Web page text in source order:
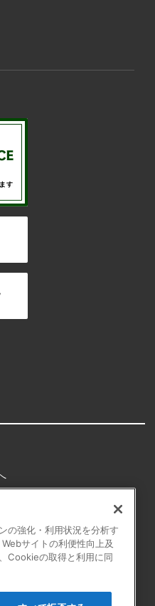
の強化・利用状況を分析す
サイトの利便性向上及
Cookieの取得と利用に同